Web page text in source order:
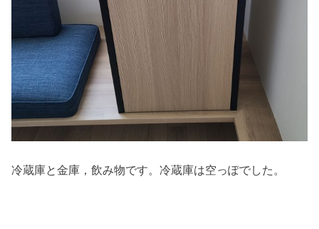
冷蔵庫と金庫，飲み物です。冷蔵庫は空っぽでした。